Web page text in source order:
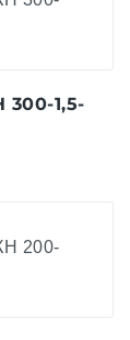
1,5-